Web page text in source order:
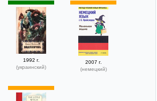
1992 г.
(украинский)
2007 г.
(немецкий)